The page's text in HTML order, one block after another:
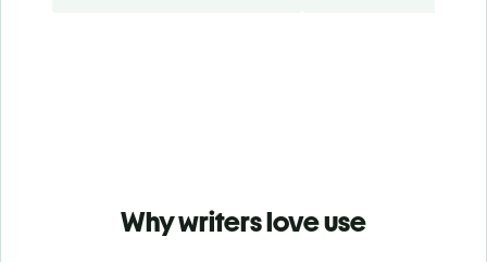
Why writers love use